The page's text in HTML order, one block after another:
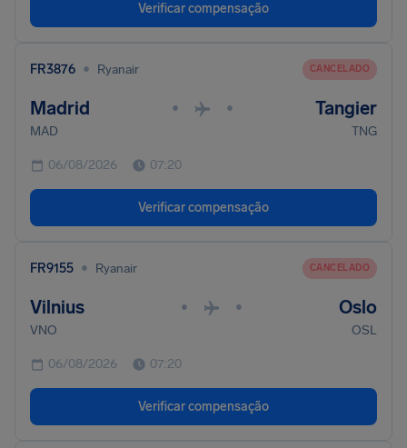
Verificar compensação
FR3876 • Ryanair CANCELADO
Madrid • • Tangier
MAD TNG
06/08/2026 07:20
Verificar compensação
FR9155 • Ryanair CANCELADO
Vilnius • • Oslo
VNO OSL
06/08/2026 07:20
Verificar compensação